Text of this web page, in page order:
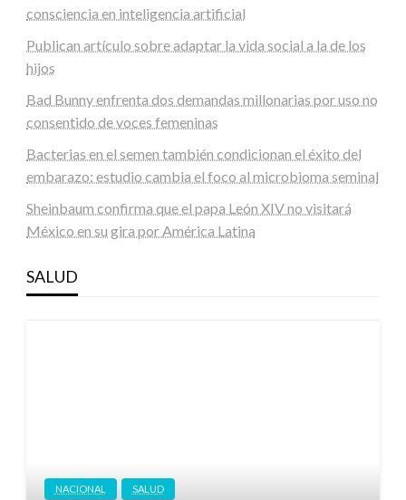
consciencia en inteligencia artificial
Publican artículo sobre adaptar la vida social a la de los
hijos
Bad Bunny enfrenta dos demandas millonarias por uso no
consentido de voces femeninas
Bacterias en el semen también condicionan el éxito del
embarazo: estudio cambia el foco al microbioma seminal
Sheinbaum confirma que el papa León XIV no visitará
México en su gira por América Latina
SALUD
NACIONAL SALUD